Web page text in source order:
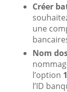
Créer
une
Nom
l’option 1
l’ID